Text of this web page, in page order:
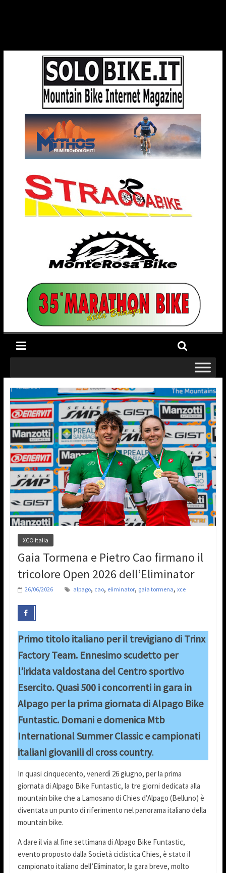
XCO Italia
Gaia Tormena e Pietro Cao firmano il
tricolore Open 2026 dell’Eliminator
26/06/2026 alpago, cao, eliminator, gaia tormena, xce
Primo titolo italiano per il trevigiano di Trinx
Factory Team. Ennesimo scudetto per
l’iridata valdostana del Centro sportivo
Esercito. Quasi 500 i concorrenti in gara in
Alpago per la prima giornata di Alpago Bike
Funtastic. Domani e domenica Mtb
International Summer Classic e campionati
italiani giovanili di cross country.
In quasi cinquecento, venerdì 26 giugno, per la prima
giornata di Alpago Bike Funtastic, la tre giorni dedicata alla
mountain bike che a Lamosano di Chies d’Alpago (Belluno) è
diventata un punto di riferimento nel panorama italiano della
mountain bike.
A dare il via al fine settimana di Alpago Bike Funtastic,
evento proposto dalla Società ciclistica Chies, è stato il
campionato italiano dell’Eliminator, la gara breve, molto